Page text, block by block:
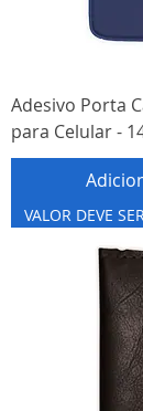
Adesivo Porta
para Celular -
VALOR DEVE